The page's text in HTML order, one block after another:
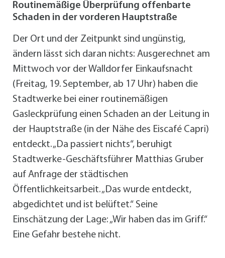
Routinemäßige Überprüfung offenbarte
Schaden in der vorderen Hauptstraße
Der Ort und der Zeitpunkt sind ungünstig,
ändern lässt sich daran nichts: Ausgerechnet am
Mittwoch vor der Walldorfer Einkaufsnacht
(Freitag, 19. September, ab 17 Uhr) haben die
Stadtwerke bei einer routinemäßigen
Gasleckprüfung einen Schaden an der Leitung in
der Hauptstraße (in der Nähe des Eiscafé Capri)
entdeckt. „Da passiert nichts“, beruhigt
Stadtwerke-Geschäftsführer Matthias Gruber
auf Anfrage der städtischen
Öffentlichkeitsarbeit. „Das wurde entdeckt,
abgedichtet und ist belüftet.“ Seine
Einschätzung der Lage: „Wir haben das im Griff.“
Eine Gefahr bestehe nicht.